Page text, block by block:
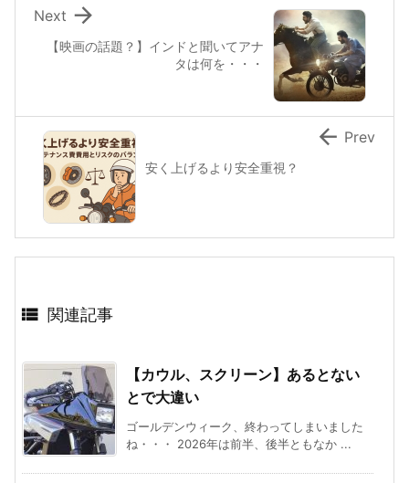
【映画の話題？】インドと聞いてアナ
タは何を・・・

Next
安く上げるより安全重視？
 Prev
 関連記事
【カウル、スクリーン】あるとない
とで大違い
ゴールデンウィーク、終わってしまいました
ね・・・ 2026年は前半、後半ともなか ...